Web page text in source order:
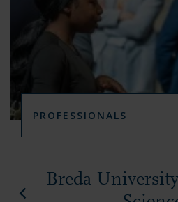
PROFESSIONALS
Breda